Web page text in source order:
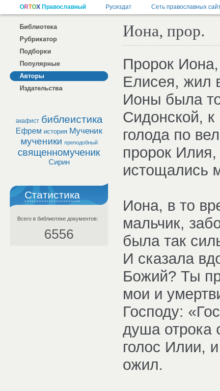
Библиотека
Рубрикатор
Подборки
Популярные
Авторы
Издательства
акафист библеистика
Ефрем история Мученик
мученики преподобный
священномученик
Сирин
Статистика
Всего в библиотеке документов:
6556
Иона, прор.
Пророк
Елисея, жил
Ионы была
Сидонской, к
голода по
пророк
истощались
Иона, в то
мальчик,
была так
И сказала
Божий? Ты
мои и
Господу:
душа отрока
голос Илии,
ожил.